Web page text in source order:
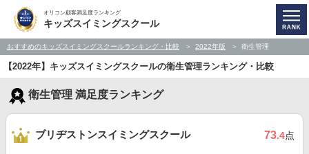
オリコン顧客満足度ランキング
キッズスイミングスクール
おすすめのキッズスイミングスクールランキング・比較 2022年版 衛生管理
【2022年】キッズスイミングスクールの衛生管理ランキング・比較
衛生管理 満足度ランキング
ブリヂストンスイミングスクール 73.4点